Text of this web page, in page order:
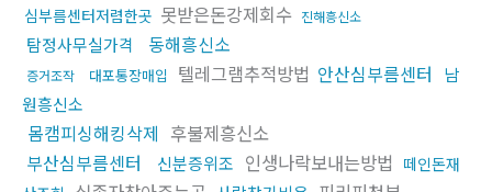
심부름센터저렴한곳 못받은돈강제회수 진해흥신소
탐정사무실가격 동해흥신소
증거조작 대포통장매입 텔레그램추적방법 안산심부름센터
남
원흥신소
몸캠피싱해킹삭제 후불제흥신소
부산심부름센터
신분증위조 인생나락보내는방법 떼인돈재